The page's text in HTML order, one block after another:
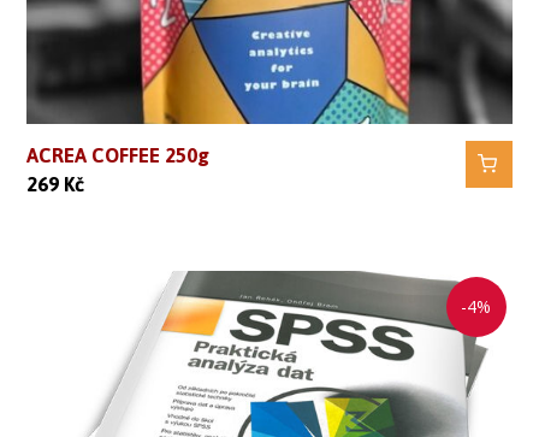
ACREA COFFEE 250g
269Kč
-4%